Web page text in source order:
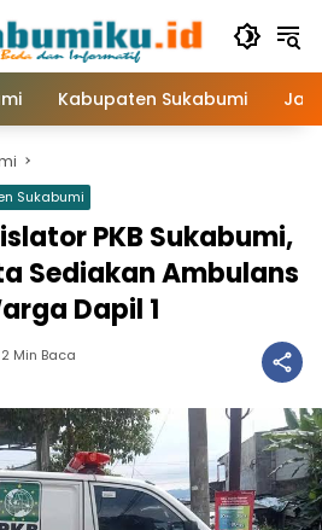
Kabupaten Sukabumi
Sukabumi
PKB Sukabumi,
Sediakan Ambulans
Dapil 1
2 Min Baca